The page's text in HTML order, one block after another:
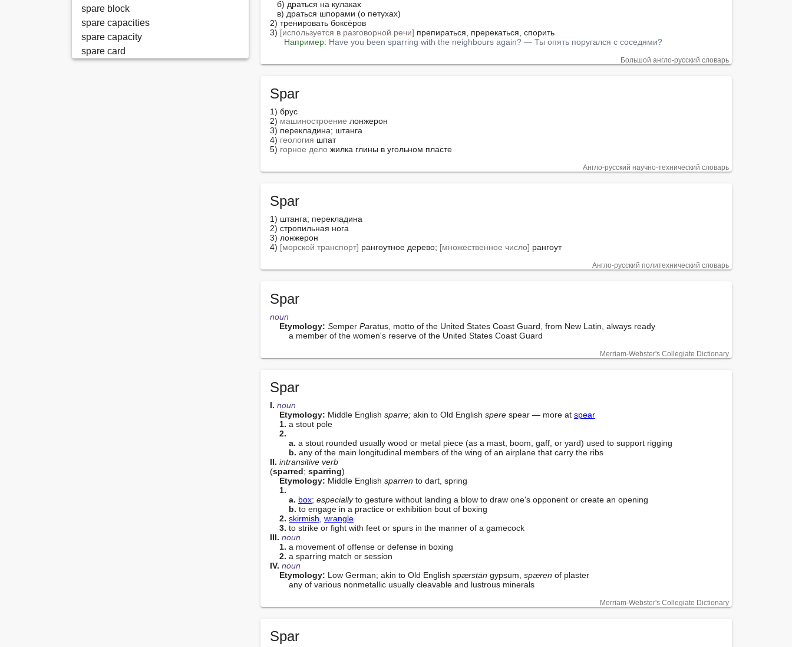
2) тренировать боксёров
3) [используется в разговорной речи] препираться, пререкаться, спорить
Например: Have you been sparring with the neighbours again? — Ты опять поругался с соседями?
Большой англо-русский словарь
Spar
1) брус
2) машиностроение лонжерон
3) перекладина; штанга
4) геология шпат
5) горное дело жилка глины в угольном пласте
Англо-русский научно-технический словарь
Spar
1) штанга; перекладина
2) стропильная нога
3) лонжерон
4) [морской транспорт] рангоутное дерево; [множественное число] рангоут
Англо-русский политехнический словарь
Spar
noun
Etymology: Semper Paratus, motto of the United States Coast Guard, from New Latin, always ready
        a member of the women's reserve of the United States Coast Guard
Merriam-Webster's Collegiate Dictionary
Spar
I. noun
Etymology: Middle English sparre; akin to Old English spere spear — more at spear
1. a stout pole
2.
a. a stout rounded usually wood or metal piece (as a mast, boom, gaff, or yard) used to support rigging
b.
II. intransitive verb
(sparred; sparring)
Etymology: Middle English sparren to dart, spring
1.
a. box; especially to gesture without landing a blow to draw one's opponent or create an opening
b. to engage in a practice or exhibition bout of boxing
2. skirmish wrangle
3.
III. noun
1. a movement of offense or defense in boxing
2.
IV. noun
Etymology: Low German; akin to Old English spærstān gypsum, spæren of plaster
        any of various nonmetallic usually cleavable and lustrous minerals
Merriam-Webster's Collegiate Dictionary
Spar
spare block
spare capacities
spare capacity
spare card